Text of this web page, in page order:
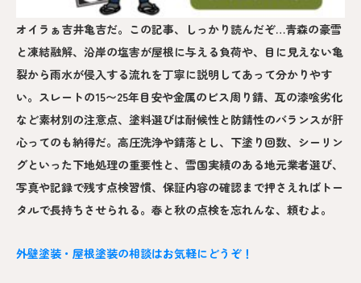
オイラぁ吉井亀吉だ。この記事、しっかり読んだぞ…青森の豪雪
と凍結融解、沿岸の塩害が屋根に与える負荷や、目に見えない亀
裂から雨水が侵入する流れを丁寧に説明してあって分かりやす
い。スレートの15〜25年目安や金属のビス周り錆、瓦の漆喰劣化
など素材別の注意点、塗料選びは耐候性と防錆性のバランスが肝
心ってのも納得だ。高圧洗浄や錆落とし、下塗り回数、シーリン
グといった下地処理の重要性と、雪国実績のある地元業者選び、
写真や記録で残す点検習慣、保証内容の確認まで押さえればトー
タルで長持ちさせられる。春と秋の点検を忘れんな、頼むよ。
外壁塗装・屋根塗装の相談はお気軽にどうぞ！